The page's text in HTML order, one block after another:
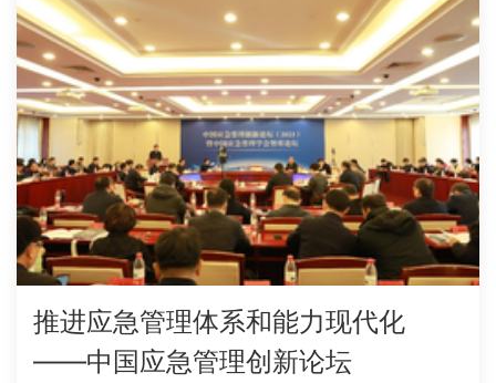
推进应急管理体系和能力现代化
——中国应急管理创新论坛